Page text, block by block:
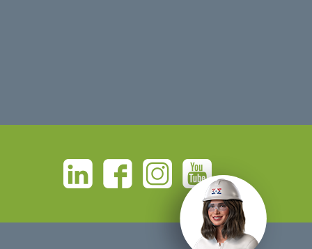
Linkedin Facebook Instagram